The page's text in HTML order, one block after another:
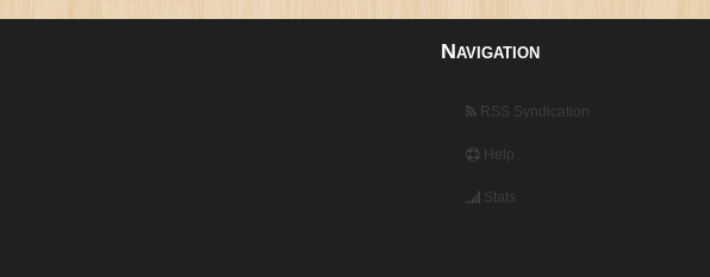
Navigation
RSS Syndication
Help
Stats